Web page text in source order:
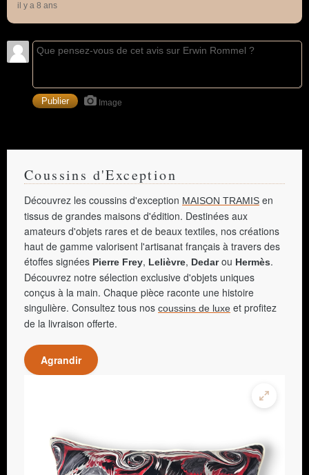
il y a 8 ans
Image
Coussins d'Exception
Découvrez les coussins d'exception MAISON TRAMIS en
tissus de grandes maisons d'édition. Destinées aux
amateurs d'objets rares et de beaux textiles, nos créations
haut de gamme valorisent l'artisanat français à travers des
étoffes signées Pierre Frey, Lelièvre, Dedarou Hermès.
Découvrez notre sélection exclusive d'objets uniques
conçus à la main. Chaque pièce raconte une histoire
singulière. Consultez tous nos coussins de luxe et profitez
de la livraison offerte.
Agrandir